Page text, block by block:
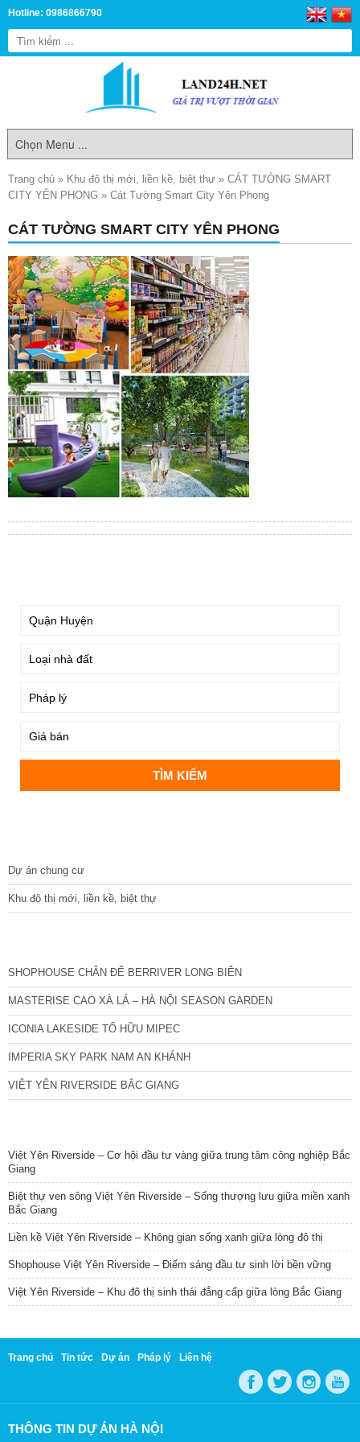
Hotline: 0986866790
Trang chủ » Khu đô thị mới, liền kề, biệt thự » CÁT TƯỜNG SMART
CITY YÊN PHONG » Cát Tường Smart City Yên Phong
CÁT TƯỜNG SMART CITY YÊN PHONG
Dự án chung cư
Khu đô thị mới, liền kề, biệt thự
SHOPHOUSE CHÂN ĐẾ BERRIVER LONG BIÊN
MASTERISE CAO XÀ LÁ – HÀ NỘI SEASON GARDEN
ICONIA LAKESIDE TỐ HỮU MIPEC
IMPERIA SKY PARK NAM AN KHÁNH
VIỆT YÊN RIVERSIDE BẮC GIANG
Việt Yên Riverside – Cơ hội đầu tư vàng giữa trung tâm công nghiệp Bắc
Giang
Biệt thự ven sông Việt Yên Riverside – Sống thượng lưu giữa miền xanh
Bắc Giang
Liền kề Việt Yên Riverside – Không gian sống xanh giữa lòng đô thị
Shophouse Việt Yên Riverside – Điểm sáng đầu tư sinh lời bền vững
Việt Yên Riverside – Khu đô thị sinh thái đẳng cấp giữa lòng Bắc Giang
Trang chủ Tin tức Dự án Pháp lý Liên hệ
THÔNG TIN DỰ ÁN HÀ NỘI